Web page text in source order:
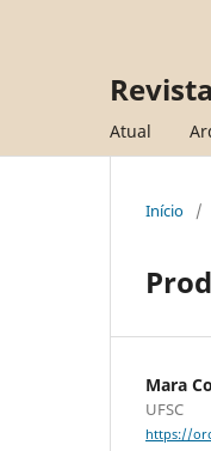
Atual
Início /
Mara
UFSC
https://